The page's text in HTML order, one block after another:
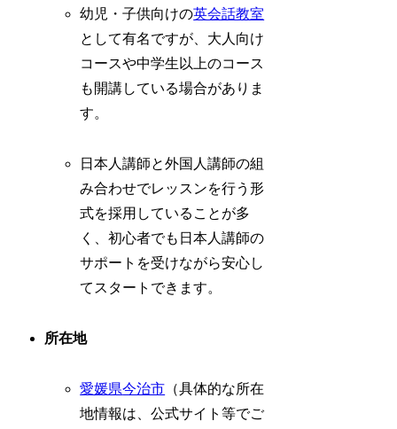
幼児・子供向けの英会話教室
として有名ですが、大人向け
コースや中学生以上のコース
も開講している場合がありま
す。
日本人講師と外国人講師の組
み合わせでレッスンを行う形
式を採用していることが多
く、初心者でも日本人講師の
サポートを受けながら安心し
てスタートできます。
所在地
愛媛県今治市 （具体的な所在
地情報は、公式サイト等でご